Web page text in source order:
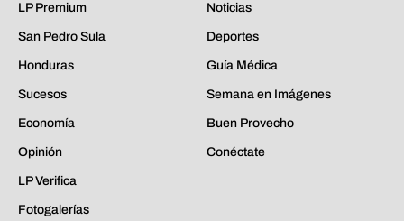
LP Premium
San Pedro Sula
Honduras
Sucesos
Economía
Opinión
LP Verifica
Fotogalerías
Noticias
Deportes
Guía Médica
Semana en Imágenes
Buen Provecho
Conéctate